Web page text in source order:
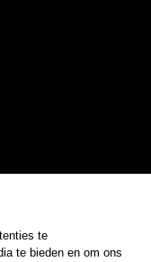
te
te bieden en om ons